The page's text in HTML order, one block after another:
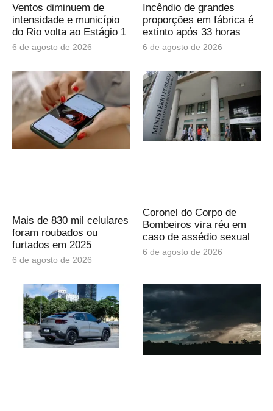
Ventos diminuem de
intensidade e município
do Rio volta ao Estágio 1
6 de agosto de 2026
Incêndio de grandes
proporções em fábrica é
extinto após 33 horas
6 de agosto de 2026
Mais de 830 mil celulares
foram roubados ou
furtados em 2025
6 de agosto de 2026
Coronel do Corpo de
Bombeiros vira réu em
caso de assédio sexual
6 de agosto de 2026